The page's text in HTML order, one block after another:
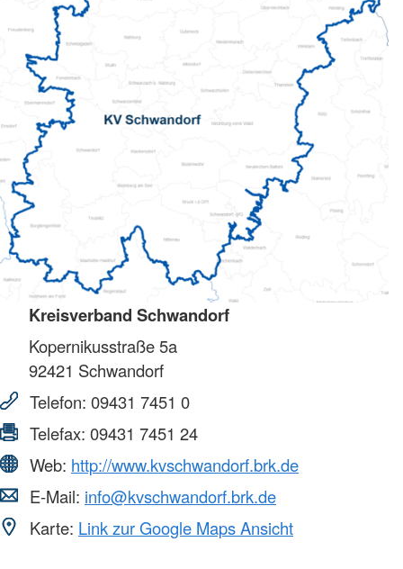
Kreisverband Schwandorf
Kopernikusstraße 5a
92421 Schwandorf
Telefon: 09431 7451 0
Telefax: 09431 7451 24
Web: http://www.kvschwandorf.brk.de
E-Mail: info@kvschwandorf.brk.de
Karte: Link zur Google Maps Ansicht